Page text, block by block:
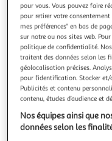
ACTUEL
Poêle induction
Poêle induction
avec tous feux dont
une cuisson sans
recyclé, avec poignée
En savoir +
Vendu parAuchan
Retrait 1h en
pour vous. Vous pouvez faire
pour retirer votre
mes préférences" en bas de
sur notre ou nos sites web.
politique de confidentialité.
traitent des données selon les
géolocalisation précises.
pour l’identification. Stocker
Publicités et contenu
contenu, études d’audience et
Nos équipes ainsi que
données selon les